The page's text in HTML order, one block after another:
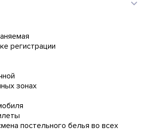
регистрации
зонах
постельного белья во всех